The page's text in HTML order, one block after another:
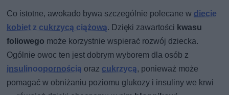
Co istotne, awokado bywa szczególnie polecane w diecie
kobiet z cukrzycą ciążową. Dzięki zawartości kwasu
foliowego może korzystnie wspierać rozwój dziecka.
Ogólnie owoc ten jest dobrym wyborem dla osób z
insulinoopornością oraz cukrzycą, ponieważ może
pomagać w obniżaniu poziomu glukozy i insuliny we krwi